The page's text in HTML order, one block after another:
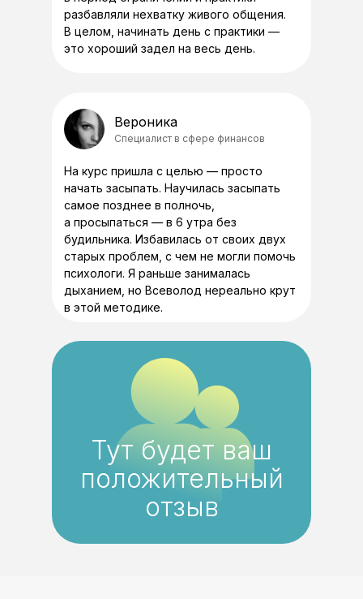
На курс пришла с целью — просто
начать засыпать. Научилась засыпать
самое позднее в полночь,
а просыпаться — в 6 утра без
будильника. Избавилась от своих двух
старых проблем, с чем не могли помочь
психологи. Я раньше занималась
дыханием, но Всеволод нереально крут
в этой методике.
Вероника
Специалист в сфере финансов
разбавляли нехватку живого общения.
В целом, начинать день с практики —
это хороший задел на весь день.
Тут будет ваш
положительный
отзыв